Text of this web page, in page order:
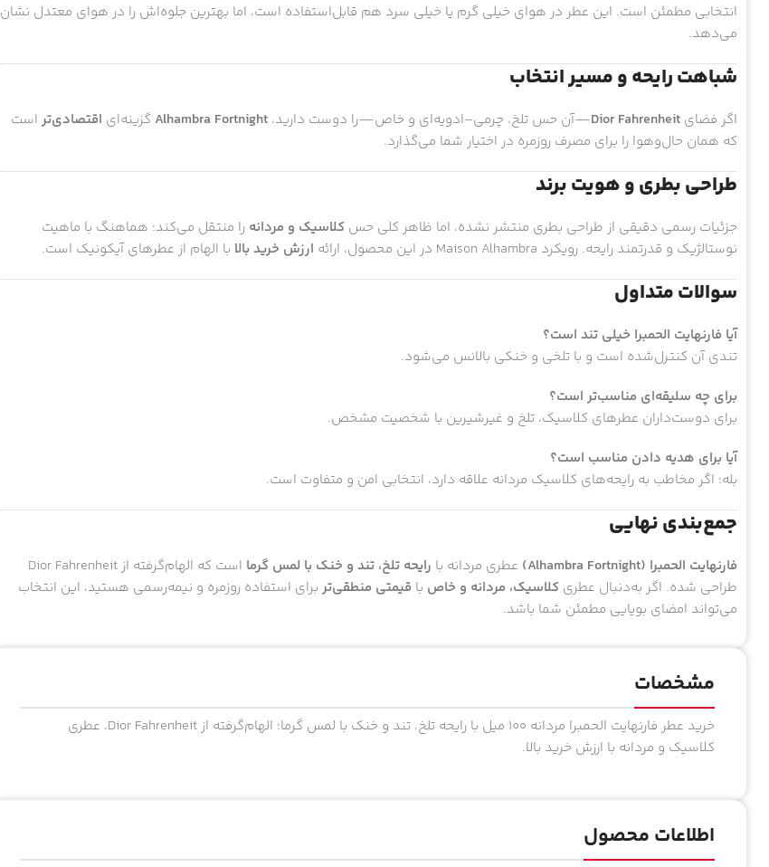
انتخابی مطمئن است. این عطر در هوای خیلی گرم یا خیلی سرد هم قابل‌استفاده است، اما بهترین جلوه‌اش را در هوای معتدل نشان
می‌دهد.
شباهت رایحه و مسیر انتخاب
اگر فضای Dior Fahrenheit—آن حس تلخ، چرمی–ادویه‌ای و خاص—را دوست دارید، Alhambra Fortnight گزینه‌ای اقتصادی‌تر است
که همان حال‌وهوا را برای مصرف روزمره در اختیار شما می‌گذارد.
طراحی بطری و هویت برند
جزئیات رسمی دقیقی از طراحی بطری منتشر نشده، اما ظاهر کلی حس کلاسیک و مردانه را منتقل می‌کند؛ هماهنگ با ماهیت
نوستالژیک و قدرتمند رایحه. رویکرد Maison Alhambra در این محصول، ارائه
ارزش خرید بالا با الهام از عطرهای آیکونیک است.
سوالات متداول
آیا فارنهایت الحمبرا خیلی تند است؟
تندی آن کنترل‌شده است و با تلخی و خنکی بالانس می‌شود.
برای چه سلیقه‌ای مناسب‌تر است؟
برای دوست‌داران عطرهای کلاسیک، تلخ و غیرشیرین با شخصیت مشخص.
آیا برای هدیه دادن مناسب است؟
بله؛ اگر مخاطب به رایحه‌های کلاسیک مردانه علاقه دارد، انتخابی امن و متفاوت است.
جمع‌بندی نهایی
فارنهایت الحمبرا (Alhambra Fortnight) عطری مردانه با رایحه تلخ، تند و خنک با لمس گرما
است که الهام‌گرفته از Dior Fahrenheit
طراحی شده. اگر به‌دنبال عطری کلاسیک، مردانه و خاص با قیمتی منطقی‌تر برای استفاده روزمره و نیمه‌رسمی هستید، این انتخاب
می‌تواند امضای بویایی مطمئن شما باشد.
مشخصات
خرید عطر فارنهایت الحمبرا مردانه 100 میل با رایحه تلخ، تند و خنک با لمس گرما؛ الهام‌گرفته از Dior Fahrenheit، عطری
کلاسیک و مردانه با ارزش خرید بالا.
اطلاعات محصول